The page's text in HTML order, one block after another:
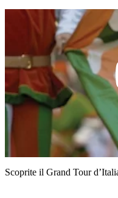
Scoprite il Grand Tour